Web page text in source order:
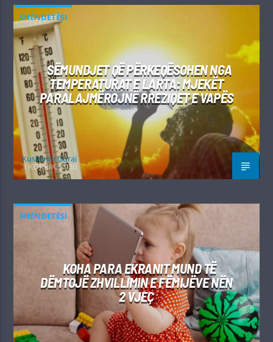
SHËNDETËSI
SËMUNDJET QË PËRKEQËSOHEN NGA
TEMPERATURAT E LARTA: MJEKËT
PARALAJMËROJNË RREZIQET E VAPËS
Kushtrim Guraj
3 KORRIK, 2026
SHËNDETËSI
KOHA PARA EKRANIT MUND TË
DËMTOJË ZHVILLIMIN E FËMIJËVE NËN
2 VJEÇ